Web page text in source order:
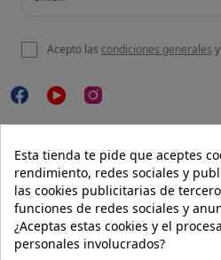
NUESTRA WEB
AYUDA
Acepto las condiciones generales
Esta tienda te pide que aceptes
rendimiento, redes sociales y
las cookies publicitarias de
funciones de redes sociales y
¿Aceptas estas cookies y el
personales involucrados?